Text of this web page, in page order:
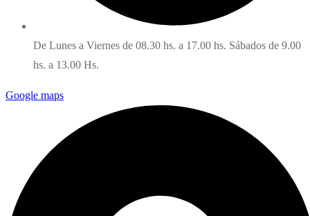
De Lunes a Viernes de 08.30 hs. a 17.00 hs. Sábados de 9.00
hs. a 13.00 Hs.
Google maps